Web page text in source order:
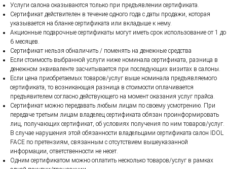
Услуги салона оказываются только при предъявлении сертификата.
Сертификат действителен в течение одного года с даты продажи, которая
указывается на бланке сертификата или вкладыше к нему.
Акционные подарочные сертификаты могут иметь срок использование от 1 до
6 месяцев.
Сертификат нельзя обналичить / поменять на денежные средства
Если стоимость выбранной услуги ниже номинала сертификата, разница в
денежном эквиваленте засчитывается при последующих визитах в салоны.
Если цена приобретаемых товаров/услуг выше номинала предъявляемого
сертификата, то возникающая разница в стоимости оплачивается
предъявителем согласно действующего на момент оказания услуг прайса.
Cертификат можно передавать любым лицам по своему усмотрению. При
передаче третьим лицам владелец сертификата обязан проинформировать
лиц, получающих сертификат, об условиях получения по ним товаров/услуг.
В случае нарушения этой обязанности владельцами сертификата салон IDOL
FACE по претензиям, связанным с отсутствием вышеуказанной
информации, ответственности не несет.
Одним сертификатом можно оплатить несколько товаров/услуг в рамках